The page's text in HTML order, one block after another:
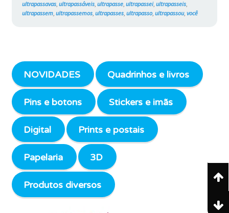
ultrapassavas, ultrapassáveis, ultrapasse, ultrapassei, ultrapasseis,
ultrapassem, ultrapassemos, ultrapasses, ultrapasso, ultrapassou, você
NOVIDADES Quadrinhos e livros
Pins e botons Stickers e imãs
Digital Prints e postais
Papelaria 3D
Produtos diversos